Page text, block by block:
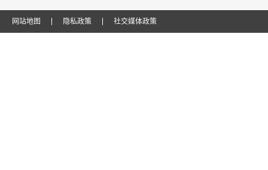
网站地图 隐私政策 社交媒体政策